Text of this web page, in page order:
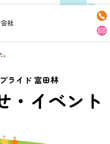
社
ライド 富田林
・イベント